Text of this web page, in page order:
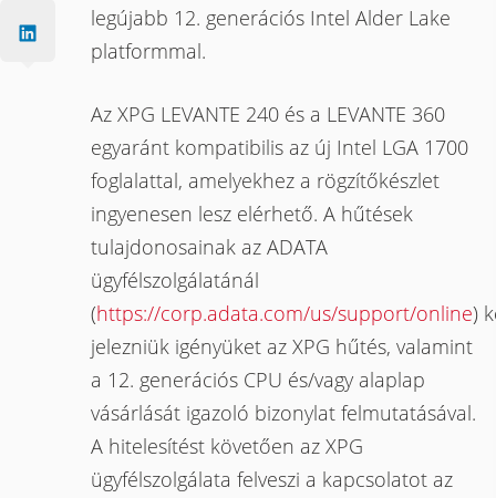
legújabb 12. generációs Intel Alder Lake
platformmal.
Az XPG LEVANTE 240 és a LEVANTE 360
egyaránt kompatibilis az új Intel LGA 1700
foglalattal, amelyekhez a rögzítőkészlet
ingyenesen lesz elérhető. A hűtések
tulajdonosainak az ADATA
ügyfélszolgálatánál
(https://corp.adata.com/us/support/online)
jelezniük igényüket az XPG hűtés, valamint
a 12. generációs CPU és/vagy alaplap
vásárlását igazoló bizonylat felmutatásával.
A hitelesítést követően az XPG
ügyfélszolgálata felveszi a kapcsolatot az